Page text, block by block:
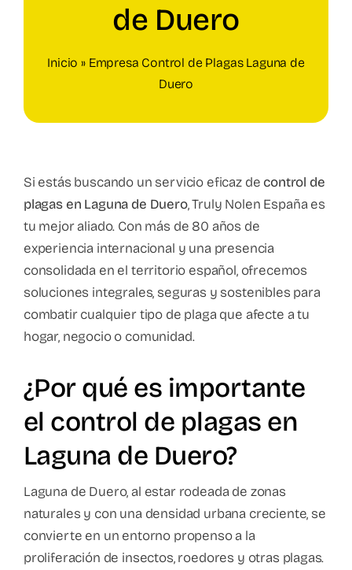
Franquiciados
Contacto
de Duero
Inicio » Empresa Control de Plagas Laguna de
Duero
Si estás buscando un servicio eficaz de control de
plagas en Laguna de Duero, Truly Nolen España es
tu mejor aliado. Con más de 80 años de
experiencia internacional y una presencia
consolidada en el territorio español, ofrecemos
soluciones integrales, seguras y sostenibles para
combatir cualquier tipo de plaga que afecte a tu
hogar, negocio o comunidad.
¿Por qué es importante
el control de plagas en
Laguna de Duero?
Laguna de Duero, al estar rodeada de zonas
naturales y con una densidad urbana creciente, se
convierte en un entorno propenso a la
proliferación de insectos, roedores y otras plagas.